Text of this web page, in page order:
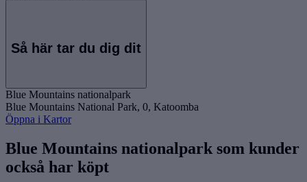
Så här tar du dig dit
Blue Mountains nationalpark
Blue Mountains National Park, 0, Katoomba
Öppna i Kartor
Blue Mountains nationalpark som kunder
också har köpt